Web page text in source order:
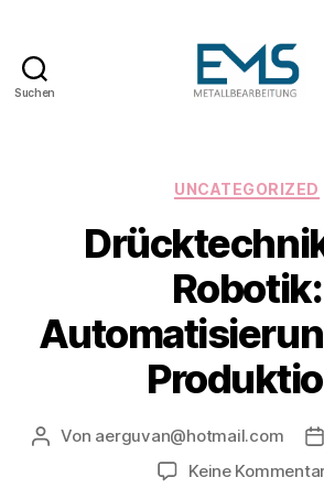
Suchen
UNCATEGORIZED
Robotik:
Beitragsautor
Von aerguvan@hotmail.com
Keine